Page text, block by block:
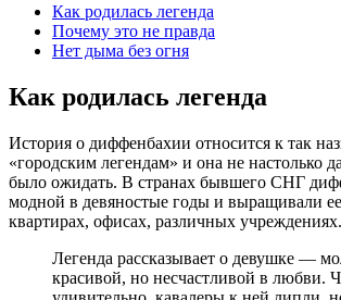
Как родилась легенда
Почему это не правда
Нет дыма без огня
Как родилась легенда
История о диффенбахии относится к так
«городским легендам» и она не настолько
было ожидать. В странах бывшего СНГ
модной в девяностые годы и выращивали
квартирах, офисах, различных учреждениях.
Легенда рассказывает о девушке —
красивой, но несчастливой в любви.